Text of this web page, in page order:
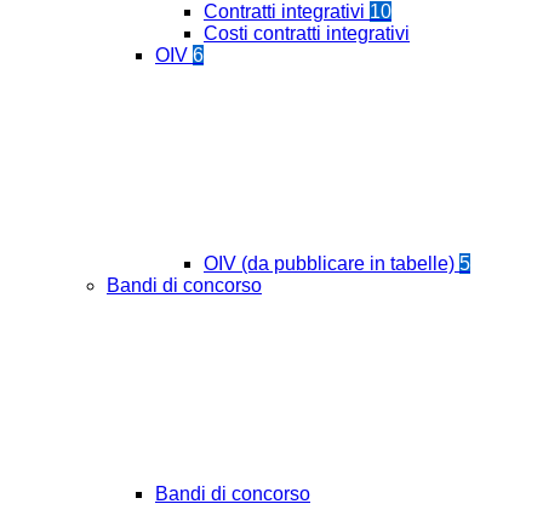
Contratti integrativi 10
Costi contratti integrativi
OIV 6
OIV (da pubblicare in tabelle) 5
Bandi di concorso
Bandi di concorso